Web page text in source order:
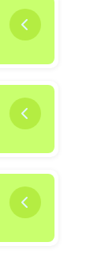
خیلی
و چه
عدم
عالی